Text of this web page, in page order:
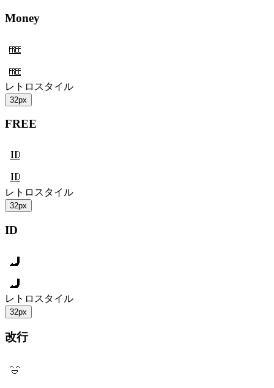
Money
レトロスタイル
32px
FREE
レトロスタイル
32px
ID
レトロスタイル
32px
改行